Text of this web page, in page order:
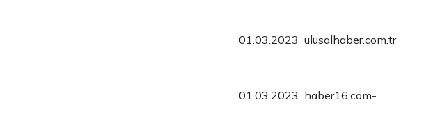
01.03.2023 ulusalhaber.com.tr
01.03.2023 haber16.com-